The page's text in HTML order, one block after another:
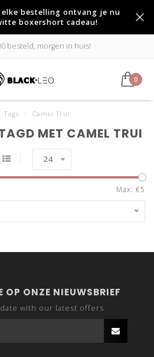
bestelling ontvang je nu
boxershort cadeau!
besteld, morgen in huis!
0
Tags Camel Trui
MET CAMEL TRUI
24
Max: €5
OP ONZE NIEUWSBRIEF
with our latest offers